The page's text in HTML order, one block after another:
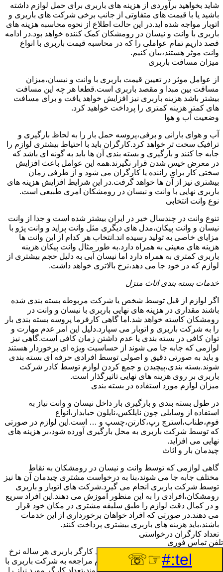
شاید بخواهید برآوردی از هزینه های باربری برای حمل لوازم داشته
باشید یا با قیمت های متفاوتی از جانب برخی شرکت های باربری و
اتوبار مواجه شده اید.در این حالت اطلاع از نحوه محاسبه هزینه های
باربری با وانت و نیسان در رومشکان کمک کننده خواهد بود.در ادامه
قصد داریم تمام عواملی را که در محاسبه قیمت باربری با انواع
وانت موثر هستند،بیان کنیم.
میزان مسافت باربری
از عوامل موثر در تعیین قیمت باربری با وانت و نیسان،میزان
مسافت بین مبدا و مقصد باربری است.قطعا هر چه این مسافت
بیشتر باشد هزینه باربری نیز افزایش خواهد یافت و برای مسافت
های کمتر هزینه کمتری را پرداخت خواهید کرد.
وضعیت آب و هوا
آب و هوای بارانی و برفی،پروسه حمل بار را به لحاظ بارگیری و
ترافیک سخت تر خواهد کرد.کارگران باید با احتیاط بیشتری لوازم را
جابه جا کنند و بارگیری و بسته بندی آن ها باید به گونه ای باشد که
در معرض خیس شدن قرار نگیرند.همه این عوامل باعث افزایش
سختی کار برای راننده یا کارگران می شود و از طرفی زمان
بیشتری نیز از آن ها خواهد گرفت.در این شرایط افزایش هزینه های
باربری نهایی با وانت و نیسان در رومشکان امری طبیعی است.
نوع وانت انتخابی
تنوع وانت در چندسال خیر در ایران بیشتر شده است و جدا از وانت
نیسان و وانت پیکان،مدل های دیگری مثل وانت پراید و وانت پژو با
مزایای خاصی به تولید رسیده اند.انتخاب هر کدام از این وانت ها
هزینه های معینی به همراه دارد.به طور مثال وانت پیکان هزینه
باربری کمتری به همراه دارد اما نیسان آبی به دلیل حجم بیشتری از
لوازم که در خود جا می دهد،نرخ بالاتری خواهد داشت.
خدمات بسته بندی اثاث منزل
اگر لوازم از قبل توسط شخص یا شرکت مربوطه بسته بندی شده
باشند مقداری در هزینه های نهایی باربری با نیسان و وانت در
رومشکان کاسته خواهد شد.اما گاهی کارفرما پروسه بسته بندی بار
را به شرکت باربری و اتوبار می سپارد.دلیل این امر عدم مهارت و
توان کافی در بسته بندی یا عدم داشتن زمان کافی است.گاهی نیز
لوازمی که جابه جا می شوند از حساسیت ویژه ای برخوردار هستند
و باید به صورتی دقیق و اصولی توسط افرادی حرفه ای بسته بندی
شوند.بسته بندی،پیچیدن و جمع کردن لوازم توسط کادر شرکت
باربری بر روی هزینه های نهایی تاثیرگذار است.
میزان لوازم مورد استفاده در بسته بندی
در طول بسته بندی و بارگیری بار داخل نیسان و وانت نیاز به
استفاده از وسایلی چون نایلکس،نایلون حبابدار،انواع
فوم،طناب،استرچ رپ،کارتن،چسپ و … است.این لوازم در صورتی
که توسط شرکت باربری به محل بارگیری آورده شود،بر هزینه های
نهایی می افزاید.
چیدمان بار و اثاث
گاهی لوازمی که توسط وانت و نیسان در رومشکان به نقاط
مختلف جابه جا می شوند،بنا به درخواست مشتری چیدمان آن ها نیز
توسط شرکت باربری انجام می گیرد.شرکت های اتوبار و باربری
رومشکان،افرادی را به این منظور آموزش می دهند.این افراد سریع
و در کمال دقت لوازم را طبق سلیقه مشتری در مکان خود قرار
می دهند.در صورتی که افراد خواهان برخورداری از این خدمات
باشند،باید هزینه های باربری بیشتری پرداخت کنند.
تعداد کارگران درخواستی
اتحادیه باربری رومشکان برای هر تعداد کارگر باربری هر ساله نرخ
ثابتی را اعلام خواهد کرد.مشتری هنگام مراجعه به شرکت باربری با
توجه به تعداد لوازمی که باید جابه جا شوند،تعداد کارگر مورد نیاز را
تلفن تماس فوری
tel:#
☞☏